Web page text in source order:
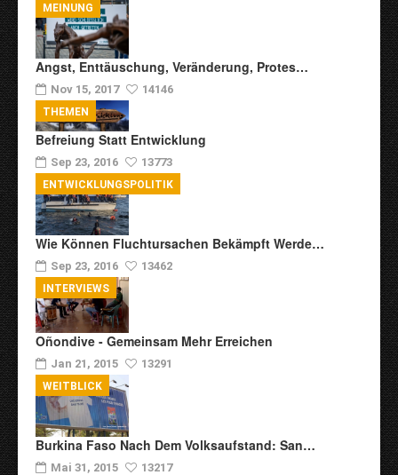
Angst, Enttäuschung, Veränderung, Protes…
Nov 15, 2017 14146
MEINUNG
Befreiung Statt Entwicklung
Sep 23, 2016 13773
THEMEN
Wie Können Fluchtursachen Bekämpft Werde…
Sep 23, 2016 13462
ENTWICKLUNGSPOLITIK
Oñondive - Gemeinsam Mehr Erreichen
Jan 21, 2015 13291
INTERVIEWS
Burkina Faso Nach Dem Volksaufstand: San…
Mai 31, 2015 13217
WEITBLICK